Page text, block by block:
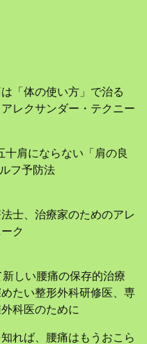
「体の使い方」で治る
レクサンダー・テクニー
十肩にならない「肩の良
フ予防法
士、治療家のためのアレ
ク
しい腰痛の保存的治療
たい整形外科研修医、専
科医のために
れば、腰痛はもうおこら